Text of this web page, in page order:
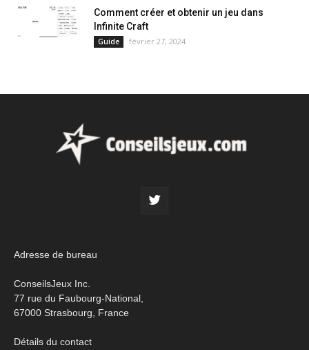
Comment créer et obtenir un jeu dans
Infinite Craft
Guide février 27, 2024
Adresse de bureau
ConseilsJeux Inc.
77 rue du Faubourg-National,
67000 Strasbourg, France
Détails du contact